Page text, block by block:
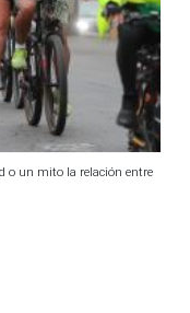
o un mito la relación entre